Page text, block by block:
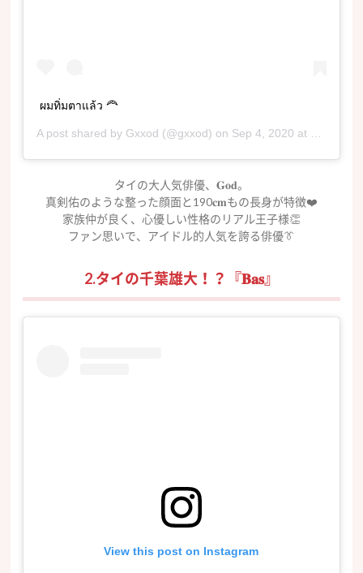
ผมทิ่มตาแล้ว 🦰
A post shared by Gxxod (@gxxod) on Sep 4, 2020 at 3:29am PDT
タイの大人気俳優、𝐆𝐨𝐝。
真剣佑のような整った顔面と190𝐜𝐦もの長身が特徴❤️
家族仲が良く、心優しい性格のリアル王子様👏
ファン思いで、アイドル的人気を誇る俳優👔
2.タイの千葉雄大！？『𝐁𝐚𝐬』
View this post on Instagram